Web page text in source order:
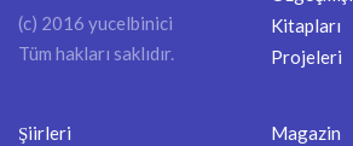
(c) 2016 yucelbinici
Tüm hakları saklıdır.
Kitapları
Projeleri
Şiirleri
Magazin